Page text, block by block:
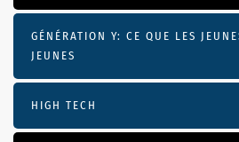
GÉNÉRATION Y: CE QUE LES
JEUNES
HIGH TECH